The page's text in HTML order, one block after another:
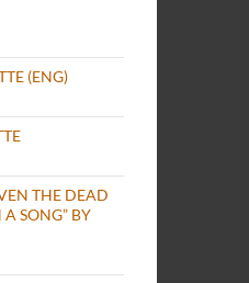
(ENG)
THE DEAD
SONG” BY